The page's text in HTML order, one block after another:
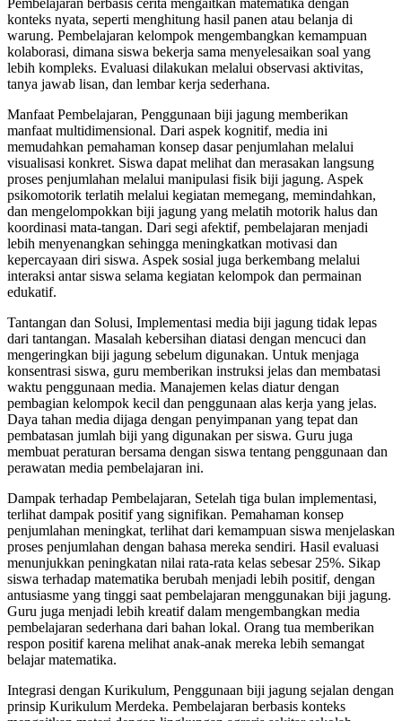
konteks nyata, seperti menghitung hasil panen atau belanja di
warung. Pembelajaran kelompok mengembangkan kemampuan
kolaborasi, dimana siswa bekerja sama menyelesaikan soal yang
lebih kompleks. Evaluasi dilakukan melalui observasi aktivitas,
tanya jawab lisan, dan lembar kerja sederhana.
Manfaat Pembelajaran, Penggunaan biji jagung memberikan
manfaat multidimensional. Dari aspek kognitif, media ini
memudahkan pemahaman konsep dasar penjumlahan melalui
visualisasi konkret. Siswa dapat melihat dan merasakan langsung
proses penjumlahan melalui manipulasi fisik biji jagung. Aspek
psikomotorik terlatih melalui kegiatan memegang, memindahkan,
dan mengelompokkan biji jagung yang melatih motorik halus dan
koordinasi mata-tangan. Dari segi afektif, pembelajaran menjadi
lebih menyenangkan sehingga meningkatkan motivasi dan
kepercayaan diri siswa. Aspek sosial juga berkembang melalui
interaksi antar siswa selama kegiatan kelompok dan permainan
edukatif.
Tantangan dan Solusi, Implementasi media biji jagung tidak lepas
dari tantangan. Masalah kebersihan diatasi dengan mencuci dan
mengeringkan biji jagung sebelum digunakan. Untuk menjaga
konsentrasi siswa, guru memberikan instruksi jelas dan membatasi
waktu penggunaan media. Manajemen kelas diatur dengan
pembagian kelompok kecil dan penggunaan alas kerja yang jelas.
Daya tahan media dijaga dengan penyimpanan yang tepat dan
pembatasan jumlah biji yang digunakan per siswa. Guru juga
membuat peraturan bersama dengan siswa tentang penggunaan dan
perawatan media pembelajaran ini.
Dampak terhadap Pembelajaran, Setelah tiga bulan implementasi,
terlihat dampak positif yang signifikan. Pemahaman konsep
penjumlahan meningkat, terlihat dari kemampuan siswa menjelaskan
proses penjumlahan dengan bahasa mereka sendiri. Hasil evaluasi
menunjukkan peningkatan nilai rata-rata kelas sebesar 25%. Sikap
siswa terhadap matematika berubah menjadi lebih positif, dengan
antusiasme yang tinggi saat pembelajaran menggunakan biji jagung.
Guru juga menjadi lebih kreatif dalam mengembangkan media
pembelajaran sederhana dari bahan lokal. Orang tua memberikan
respon positif karena melihat anak-anak mereka lebih semangat
belajar matematika.
Integrasi dengan Kurikulum, Penggunaan biji jagung sejalan dengan
prinsip Kurikulum Merdeka. Pembelajaran berbasis konteks